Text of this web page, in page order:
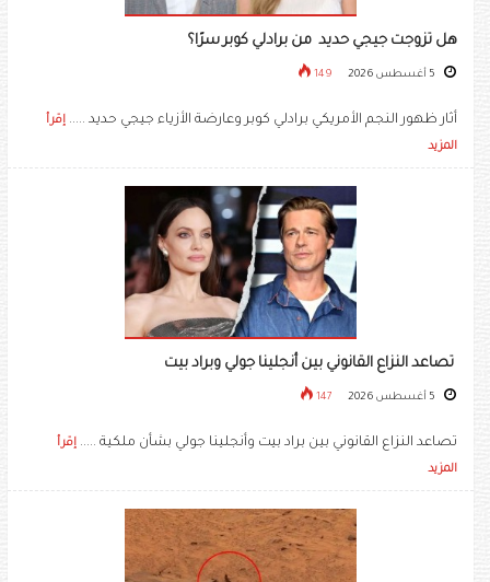
هل تزوجت جيجي حديد من برادلي كوبر سرًا؟
149
أثار ظهور النجم الأمريكي برادلي كوبر وعارضة الأزياء جيجي حديد ..... إقرأ
المزيد
تصاعد النزاع القانوني بين أنجلينا جولي وبراد بيت
147
تصاعد النزاع القانوني بين براد بيت وأنجلينا جولي بشأن ملكية ..... إقرأ
المزيد